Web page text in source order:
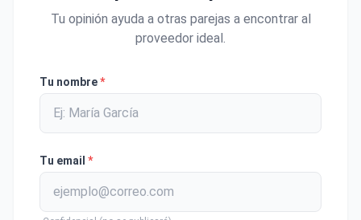
Tu opinión ayuda a otras parejas a encontrar al
proveedor ideal.
Tu nombre*
Tu email *